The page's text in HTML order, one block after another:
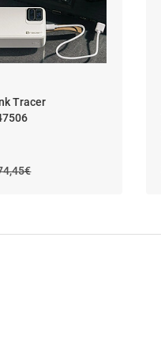
Tracer
prix :
prix :
de :